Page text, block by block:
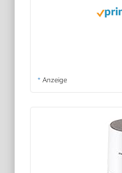
* Anzeige